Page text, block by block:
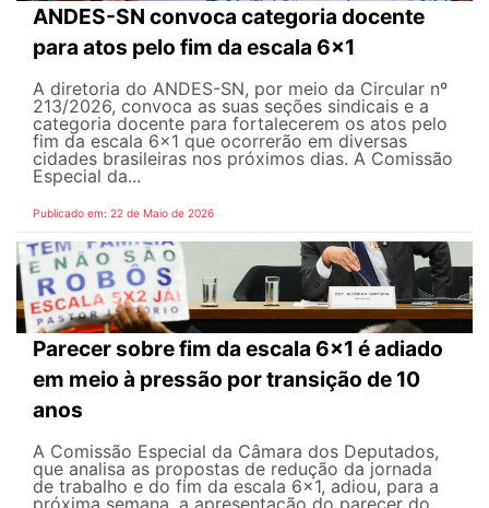
ANDES-SN convoca categoria docente
para atos pelo fim da escala 6x1
A diretoria do ANDES-SN, por meio da Circular nº
213/2026, convoca as suas seções sindicais e a
categoria docente para fortalecerem os atos pelo
fim da escala 6x1 que ocorrerão em diversas
cidades brasileiras nos próximos dias. A Comissão
Especial da...
Publicado em: 22 de Maio de 2026
Parecer sobre fim da escala 6x1 é adiado
em meio à pressão por transição de 10
anos
A Comissão Especial da Câmara dos Deputados,
que analisa as propostas de redução da jornada
de trabalho e do fim da escala 6x1, adiou, para a
próxima semana, a apresentação do parecer do